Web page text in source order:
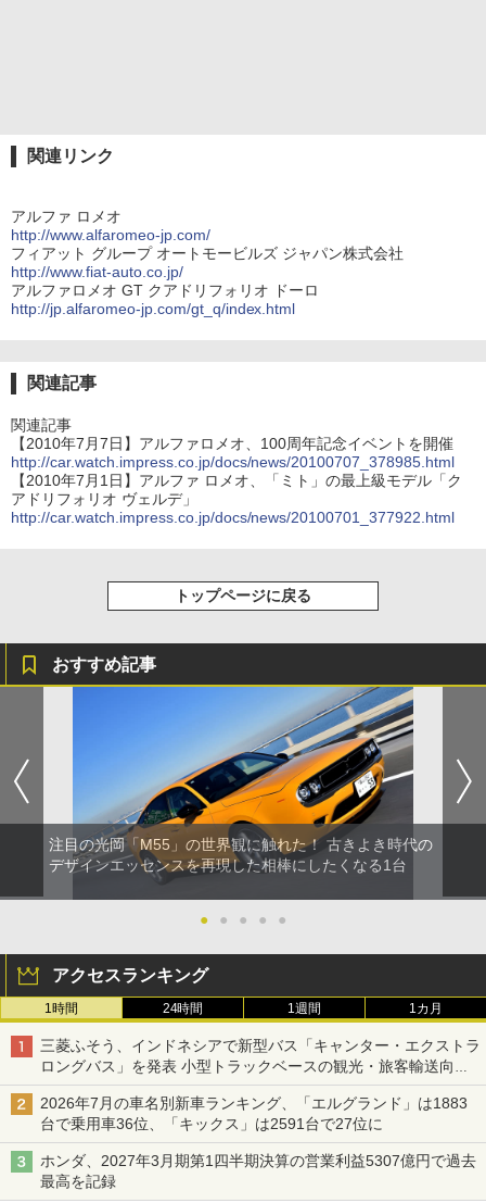
関連リンク
アルファ ロメオ
http://www.alfaromeo-jp.com/
フィアット グループ オートモービルズ ジャパン株式会社
http://www.fiat-auto.co.jp/
アルファロメオ GT クアドリフォリオ ドーロ
http://jp.alfaromeo-jp.com/gt_q/index.html
関連記事
関連記事
【2010年7月7日】アルファロメオ、100周年記念イベントを開催
http://car.watch.impress.co.jp/docs/news/20100707_378985.html
【2010年7月1日】アルファ ロメオ、「ミト」の最上級モデル「ク
アドリフォリオ ヴェルデ」
http://car.watch.impress.co.jp/docs/news/20100701_377922.html
トップページに戻る
おすすめ記事
注目の光岡「M55」の世界観に触れた！ 古きよき時代の
デザインエッセンスを再現した相棒にしたくなる1台
● ● ● ● ●
アクセスランキング
1時間 24時間 1週間 1カ月
三菱ふそう、インドネシアで新型バス「キャンター・エクストラ
ロングバス」を発表 小型トラックベースの観光・旅客輸送向け
バス
2026年7月の車名別新車ランキング、「エルグランド」は1883
台で乗用車36位、「キックス」は2591台で27位に
ホンダ、2027年3月期第1四半期決算の営業利益5307億円で過去
最高を記録